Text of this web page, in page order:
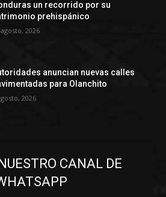
un recorrido por su
prehispánico
2026
anuncian nuevas calles
para Olanchito
2026
CANAL DE